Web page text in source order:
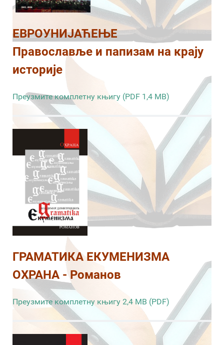
ЕВРОУНИЈАЋЕЊЕ
Православље и папизам на крају
историје
Преузмите комплетну књигу (PDF 1,4 MB)
ГРАМАТИКА ЕКУМЕНИЗМА
ОХРАНА - Романов
Преузмите комплетну књигу 2,4 MB (PDF)